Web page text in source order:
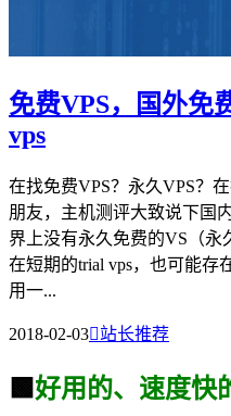
免费VPS，国外免
vps
在找免费VPS？永久VPS？
朋友，主机测评大致说下国
界上没有永久免费的VS（永
在短期的trial vps，也可能存
用一...
2018-02-03站长推荐
🟩 好用的、速度快